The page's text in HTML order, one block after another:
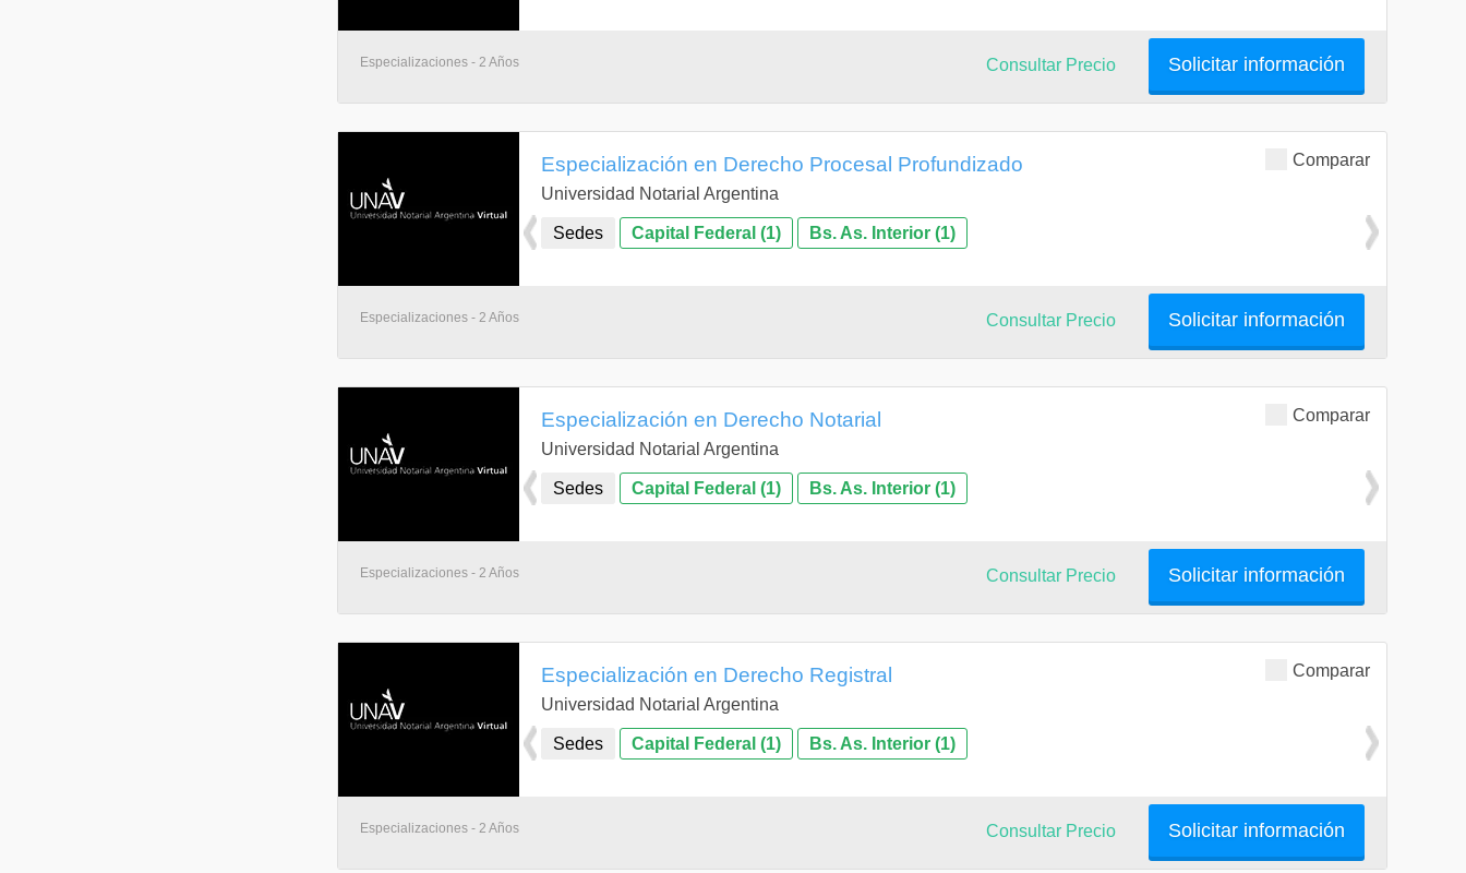
Especializaciones - 2 Años Solicitar información
Consultar Precio
Comparar
Especialización en Derecho Procesal Profundizado
Universidad Notarial Argentina
Sedes Capital Federal (1) Bs. As. Interior (1)
Especializaciones - 2 Años Solicitar información
Consultar Precio
Comparar
Especialización en Derecho Notarial
Universidad Notarial Argentina
Sedes Capital Federal (1) Bs. As. Interior (1)
Especializaciones - 2 Años Solicitar información
Consultar Precio
Comparar
Especialización en Derecho Registral
Universidad Notarial Argentina
Sedes Capital Federal (1) Bs. As. Interior (1)
Especializaciones - 2 Años Solicitar información
Consultar Precio